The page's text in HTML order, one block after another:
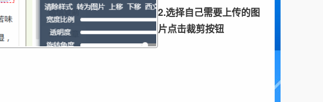
2.选择自己需要上传的图
片点击裁剪按钮